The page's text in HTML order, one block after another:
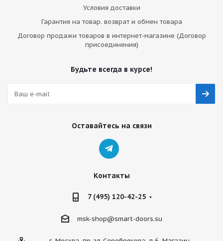
Условия доставки
Гарантия на товар. возврат и обмен товара
Договор продажи товаров в интернет-магазине (Договор
присоединения)
Будьте всегда в курсе!
Оставайтесь на связи
Контакты
7 (495) 120-42-25
msk-shop@smart-doors.su